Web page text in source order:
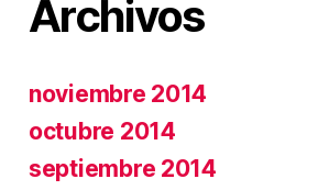
Archivos
noviembre 2014
octubre 2014
septiembre 2014